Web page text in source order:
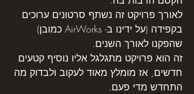
לאורך פרויקט זה נשתף סרטונים ערוכים
בקפידה (על ידינו ב- AirWorks כמובן)
שהפקנו לאורך השנים.
זה הוא פרויקט מתגלגל אליו נוסיף קטעים
חדשים, אז מומלץ מאוד לעקוב ולבדוק מה
התחדש מדי פעם.